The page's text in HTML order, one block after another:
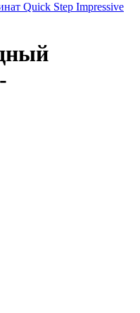
Quick Step Impressive